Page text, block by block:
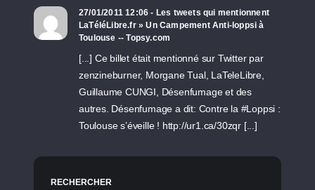
27/01/2011 12:06 - Les tweets qui mentionnent
LaTéléLibre.fr » Un Campement Anti-loppsi à
Toulouse -- Topsy.com
[...] Ce billet était mentionné sur Twitter par
zenzineburner, Morgane Tual, LaTeleLibre,
Guillaume CUNGI, Désenfumage et des
autres. Désenfumage a dit: Contre la #Loppsi :
Toulouse s’éveille ! http://ur1.ca/30zqr [...]
RECHERCHER